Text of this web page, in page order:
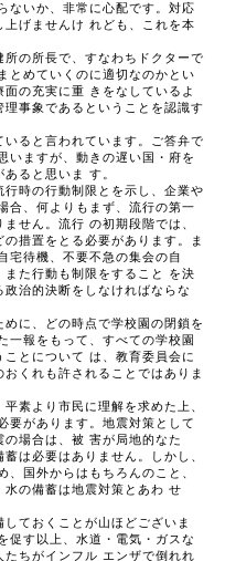
ないか、非常に心配です。対応
げませんけ れども、これを本
の所長で、すなわちドクターで
とめていくのに適切なのかとい
の充実に重 きをなしているよ
事象であるということを認識す
ると言われています。ご答弁で
いますが、動きの遅い国・府を
ると思いま す。
時の行動制限とを示し、企業や
合、何よりもまず、流行の第一
せん。流行 の初期段階では、
措置をとる必要があります。ま
宅待機、不要不急の集会の自
た行動も制限をすること を決
治的決断をしなければならな
に、どの時点で学校園の閉鎖を
一報をもって、すべての学校園
とについて は、教育委員会に
くれも許されることではありま
素より市民に理解を求めた上、
要があります。地震対策として
場合は、被 害が局地的なた
は必要はありません。しかし、
国外からはもちろんのこと、
の備蓄は地震対策とあわ せ
ておくことが山ほどございま
促す以上、水道・電気・ガスな
ちがインフル エンザで倒れれ